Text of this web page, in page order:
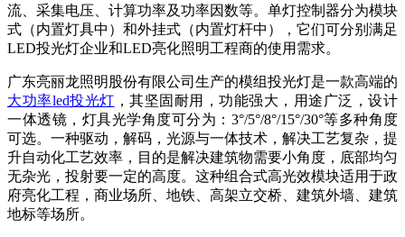
流、采集电压、计算功率及功率因数等。单灯控制器分为模块
式（内置灯具中）和外挂式（内置灯杆中）
，它们可分别满足
LED投光灯企业和LED亮化照明工程商的使用需求。
广东亮丽龙照明股份有限公司生产的模组投光灯是一款高端的
大功率led投光灯 ，其坚固耐用，功能强大，用途广泛，设计
一体透镜，灯具光学角度可分为：3°/5°/8°/15°/30°等多种角度
可选。一种驱动，解码，光源与一体技术，解决工艺复杂，提
升自动化工艺效率，目的是解决建筑物需要小角度，底部均匀
无杂光，投射要一定的高度。这种组合式高光效模块适用于政
府亮化工程，商业场所、地铁、高架立交桥、建筑外墙、建筑
地标等场所。